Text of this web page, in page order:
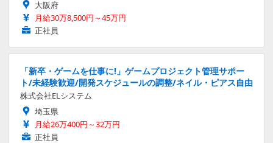
大阪府
月給30万8,500円～45万円
正社員
「新卒・ゲームを仕事に!」ゲームプロジェクト管理サポー
ト/未経験歓迎/開発スケジュールの調整/ネイル・ピアス自由
株式会社ELシステム
埼玉県
月給26万400円～32万円
正社員